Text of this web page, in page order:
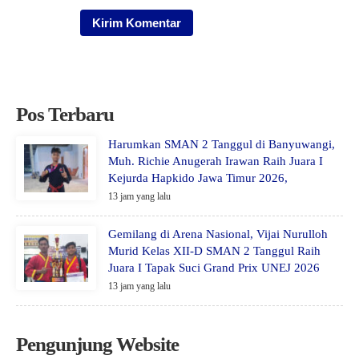
Pos Terbaru
Harumkan SMAN 2 Tanggul di Banyuwangi,
Muh. Richie Anugerah Irawan Raih Juara I
Kejurda Hapkido Jawa Timur 2026,
13 jam yang lalu
Gemilang di Arena Nasional, Vijai Nurulloh
Murid Kelas XII-D SMAN 2 Tanggul Raih
Juara I Tapak Suci Grand Prix UNEJ 2026
13 jam yang lalu
Pengunjung Website